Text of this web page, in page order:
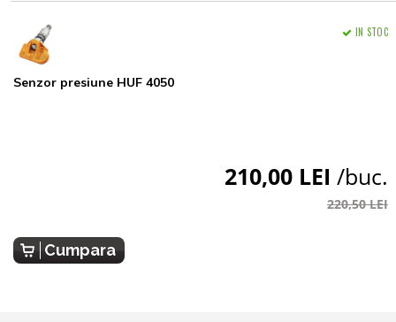
Senzor presiune HUF 4050
IN STOC
210,00 LEI /buc.
220,50 LEI
Cumpara